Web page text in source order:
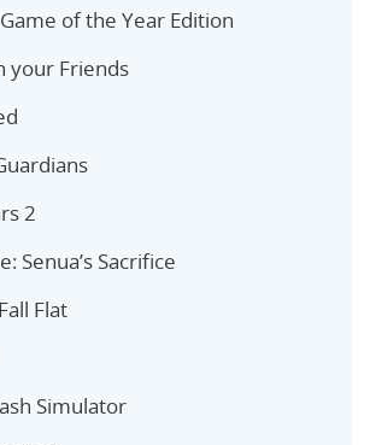
of the Year Edition
your Friends
2
Senua’s Sacrifice
Flat
Simulator